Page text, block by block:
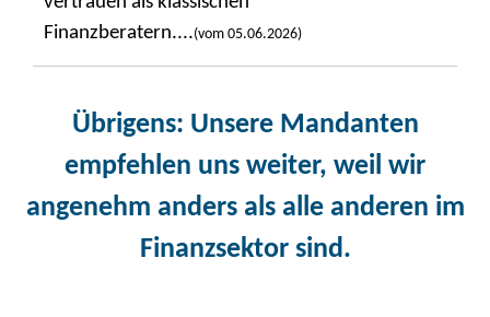
Finanzberatern....(vom 05.06.2026)
Übrigens: Unsere Mandanten
empfehlen uns weiter, weil wir
angenehm anders als alle anderen im
Finanzsektor sind.